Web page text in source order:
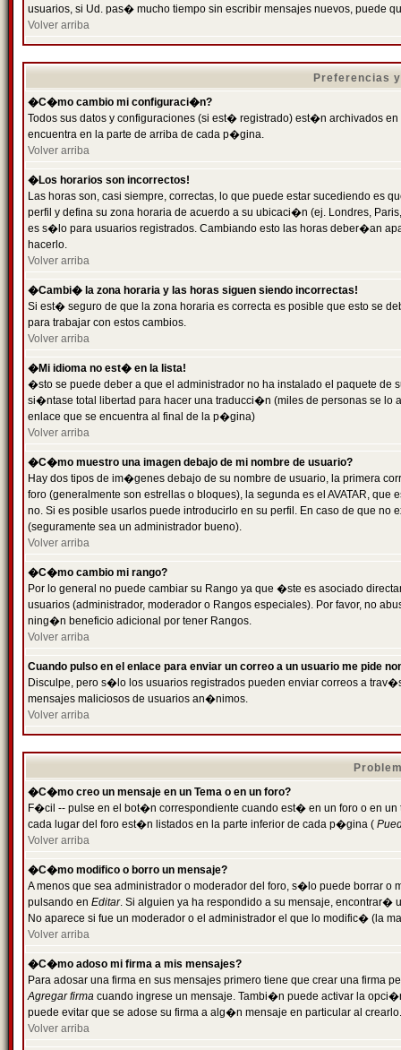
usuarios, si Ud. pas� mucho tiempo sin escribir mensajes nuevos, puede
Volver arriba
Preferencias
�C�mo cambio mi configuraci�n?
Todos sus datos y configuraciones (si est� registrado) est�n archivados
encuentra en la parte de arriba de cada p�gina.
Volver arriba
�Los horarios son incorrectos!
Las horas son, casi siempre, correctas, lo que puede estar sucediendo es
perfil y defina su zona horaria de acuerdo a su ubicaci�n (ej. Londres,
es s�lo para usuarios registrados. Cambiando esto las horas deber�an
hacerlo.
Volver arriba
�Cambi� la zona horaria y las horas siguen siendo incorrectas!
Si est� seguro de que la zona horaria es correcta es posible que esto se
para trabajar con estos cambios.
Volver arriba
�Mi idioma no est� en la lista!
�sto se puede deber a que el administrador no ha instalado el paquete
si�ntase total libertad para hacer una traducci�n (miles de personas se
enlace que se encuentra al final de la p�gina)
Volver arriba
�C�mo muestro una imagen debajo de mi nombre de usuario?
Hay dos tipos de im�genes debajo de su nombre de usuario, la primera
foro (generalmente son estrellas o bloques), la segunda es el AVATAR,
no. Si es posible usarlos puede introducirlo en su perfil. En caso de que
(seguramente sea un administrador bueno).
Volver arriba
�C�mo cambio mi rango?
Por lo general no puede cambiar su Rango ya que �ste es asociado
usuarios (administrador, moderador o Rangos especiales). Por favor, no
ning�n beneficio adicional por tener Rangos.
Volver arriba
Cuando pulso en el enlace para enviar un correo a un usuario me pide
Disculpe, pero s�lo los usuarios registrados pueden enviar correos a
mensajes maliciosos de usuarios an�nimos.
Volver arriba
�C�mo creo un mensaje en un Tema o en un foro?
F�cil -- pulse en el bot�n correspondiente cuando est� en un foro o en
cada lugar del foro est�n listados en la parte inferior de cada p�gina (
Volver arriba
�C�mo modifico o borro un mensaje?
A menos que sea administrador o moderador del foro, s�lo puede borrar o
pulsando en Editar. Si alguien ya ha respondido a su mensaje, encontrar�
No aparece si fue un moderador o el administrador el que lo modific� (la
Volver arriba
�C�mo adoso mi firma a mis mensajes?
Para adosar una firma en sus mensajes primero tiene que crear una firma
Agregar firma cuando ingrese un mensaje. Tambi�n puede activar la
puede evitar que se adose su firma a alg�n mensaje en particular al crearlo.
Volver arriba